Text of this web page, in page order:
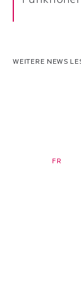
WEITERE NEWS
FR